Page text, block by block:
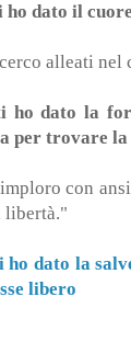
ho dato il
alleati nel
ho dato la
per trovare
con
libertà."
ho dato la
libero